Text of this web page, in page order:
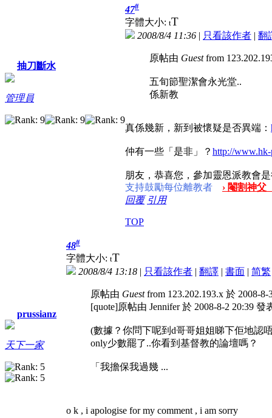
抽刀斷水
管理員
47#
字體大小: tT
2008/8/4 11:36 | 只看該作者 | 翻
原帖由 Guestfrom
五旬節聖潔會永光堂..
係新教
真係幾新，新到被懷疑是否異端：
仲有一些「是非」？ http://www.hk-
朋友，恭喜您，參加靈恩派教會
支持鼓勵每位離教者
› 閹割神
回覆 引用
TOP
prussianz
天下一家
48#
字體大小: tT
2008/8/4 13:18 | 只看該作者 | 翻譯 | 書面 | 简繁
原帖由 Guestfrom 123.202.193.x 於 2008-
[quote]原帖由 Jennifer 於 2008-8-2 20:39 發
(數據？你問下呢到d哥哥姐姐睇下佢地認
only少數罷了..你看到基督教的論壇嗎？
「我擔保我過幾 ...
o k , i apologise for my comment , i am sorry